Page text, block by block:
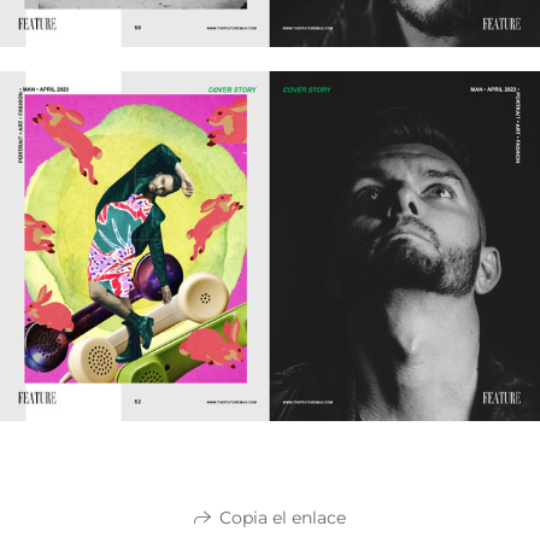
Copia el enlace